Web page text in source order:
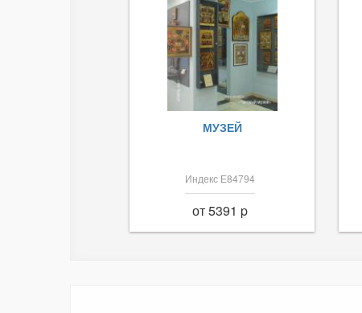
МУЗЕЙ
Индекс Е84794
от 5391 p